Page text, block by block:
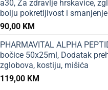
a30, Za zdravlje hrskavice,
bolju pokretljivost i
90,00 KM
PHARMAVITAL ALPHA
bočice 50x25ml, Dodatak
zglobova, kostiju, mišića
119,00 KM